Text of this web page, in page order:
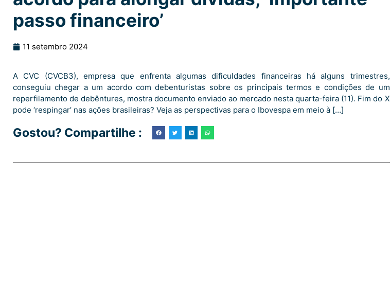
passo financeiro’
11 setembro 2024
A CVC (CVCB3), empresa que enfrenta algumas dificuldades financeiras há alguns trimestres,
conseguiu chegar a um acordo com debenturistas sobre os principais termos e condições de um
reperfilamento de debêntures, mostra documento enviado ao mercado nesta quarta-feira (11). Fim do X
pode ‘respingar’ nas ações brasileiras? Veja as perspectivas para o Ibovespa em meio à […]
Gostou? Compartilhe :